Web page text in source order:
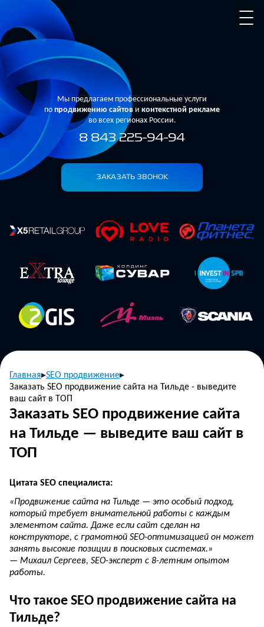
Мы предлагаем профессиональные услуги
по продвижению сайтов и контекстной рекламе
во всех регионах России.
8 843 225-94-94
ЗАКАЗАТЬ ЗВОНОК
Главная SEO продвижение
Заказать SEO продвижение сайта на Тильде - выведите
ваш сайт в ТОП
Заказать SEO продвижение сайта
на Тильде — выведите ваш сайт в
ТОП
Цитата SEO специалиста:
«Продвижение сайта на Тильде — это особый подход,
который требует внимательной работы с каждым
элементом сайта. Даже если сайт сделан на
конструкторе, с грамотной SEO-оптимизацией он может
занять высокие позиции в поисковых системах.»
— Михаил Сергеев, SEO-эксперт с 8-летним опытом
работы.
Что такое SEO продвижение сайта на
Тильде?